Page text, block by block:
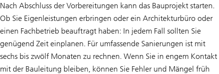
a
n
g
e
o
t
k
e
Nach Abschluss der Vorbereitungen kann das Bauprojekt starten.
Ob Sie Eigenleistungen erbringen oder ein Architekturbüro oder
einen Fachbetrieb beauftragt haben: In jedem Fall sollten Sie
genügend Zeit einplanen. Für umfassende Sanierungen ist mit
sechs bis zwölf Monaten zu rechnen. Wenn Sie in engem Kontakt
mit der Bauleitung bleiben, können Sie Fehler und Mängel früh